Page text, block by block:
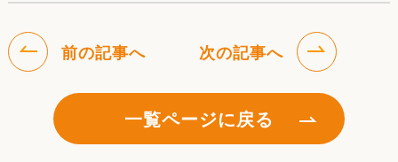
前の記事へ
一覧ページに戻る
次の記事へ